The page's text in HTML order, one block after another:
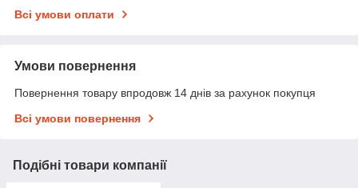
Всі умови оплати
Умови повернення
Повернення товару впродовж 14 днів за рахунок покупця
Всі умови повернення
Подібні товари компанії